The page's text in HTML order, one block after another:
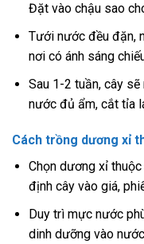
Đặt vào chậu sao
Tưới nước đều đặn,
nơi có ánh sáng
Sau 1-2 tuần, cây
nước đủ ẩm, cắt tỉa
Cách trồng dương xỉ
Chọn dương xỉ
định cây vào giá,
Duy trì mực nước
dinh dưỡng vào